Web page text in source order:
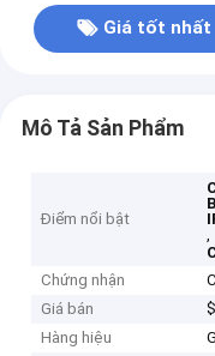
Giá tốt nhất
Mô Tả Sản Phẩm
Điểm nổi bật
,
Chứng nhận
Giá bán
Hàng hiệu